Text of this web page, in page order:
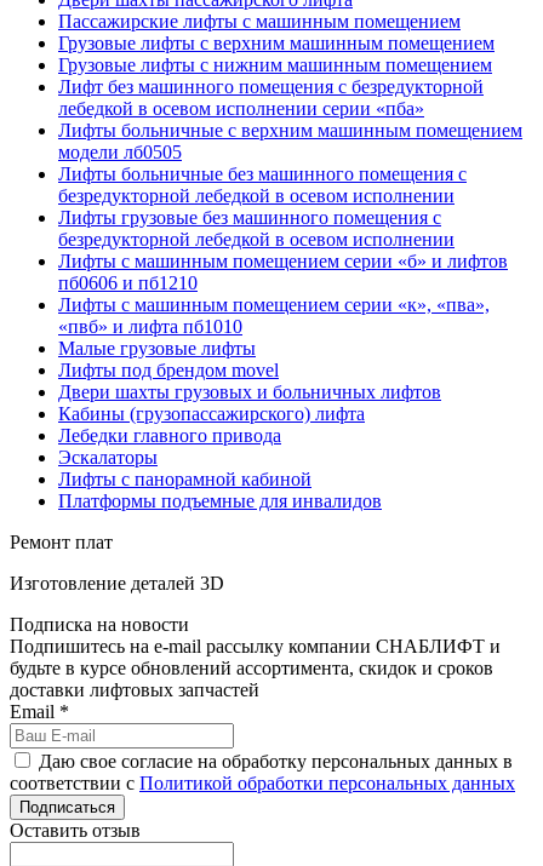
Пассажирские лифты с машинным помещением
Грузовые лифты с верхним машинным помещением
Грузовые лифты с нижним машинным помещением
Лифт без машинного помещения с безредукторной
лебедкой в осевом исполнении серии «пба»
Лифты больничные с верхним машинным помещением
модели лб0505
Лифты больничные без машинного помещения с
безредукторной лебедкой в осевом исполнении
Лифты грузовые без машинного помещения с
безредукторной лебедкой в осевом исполнении
Лифты с машинным помещением серии «б» и лифтов
пб0606 и пб1210
Лифты с машинным помещением серии «к», «пва»,
«пвб» и лифта пб1010
Малые грузовые лифты
Лифты под брендом movel
Двери шахты грузовых и больничных лифтов
Кабины (грузопассажирского) лифта
Лебедки главного привода
Эскалаторы
Лифты с панорамной кабиной
Платформы подъемные для инвалидов
Ремонт плат
Изготовление деталей 3D
Подписка на новости
Подпишитесь на e-mail рассылку компании СНАБЛИФТ и
будьте в курсе обновлений ассортимента, скидок и сроков
доставки лифтовых запчастей
Email *
Даю свое согласие на обработку персональных данных в
соответствии с Политикой обработки персональных данных
Подписаться
Оставить отзыв